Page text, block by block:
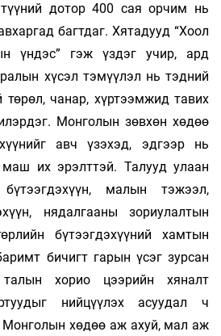
дотор 400 сая орчим нь
багтдаг. Хятадууд “Хоол
үндэс” гэж үздэг учир, ард
хүсэл тэмүүлэл нь тэдний
төрөл, чанар, хүртээмжид тавих
Монголын зөвхөн хөдөө
авч үзэхэд, эдгээр нь
их эрэлттэй. Талууд улаан
малын тэжээл,
нядалгааны зориулалтын
бүтээгдэхүүний хамтын
бичигт гарын үсэг зурсан
хорио цээрийн хяналт
нийцүүлэх асуудал ч
хөдөө аж ахуй, мал аж